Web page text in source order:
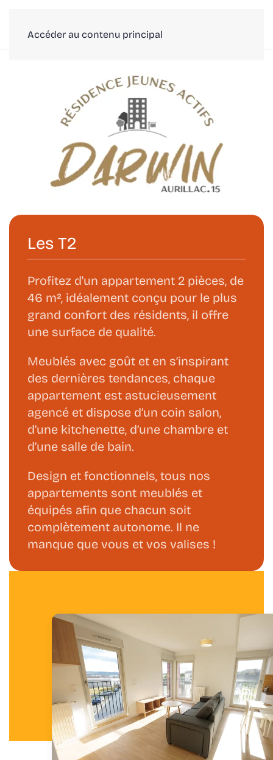
Accéder au contenu principal
Les T2
Profitez d'un appartement 2 pièces, de
46 m², idéalement conçu pour le plus
grand confort des résidents, il offre
une surface de qualité.
Meublés avec goût et en s’inspirant
des dernières tendances, chaque
appartement est astucieusement
agencé et dispose d’un coin salon,
d’une kitchenette, d’une chambre et
d’une salle de bain.
Design et fonctionnels, tous nos
appartements sont meublés et
équipés afin que chacun soit
complètement autonome. Il ne
manque que vous et vos valises !